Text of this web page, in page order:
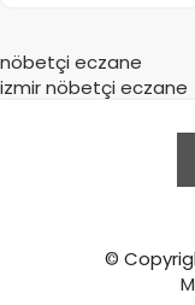
nöbetçi eczane
izmir nöbetçi eczane
©